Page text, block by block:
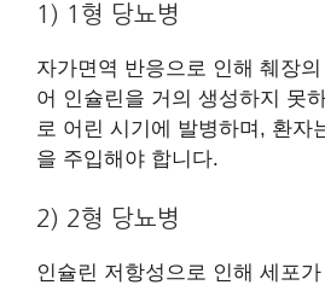
1) 1형 당뇨병
자가면역 반응으로 인해 췌장
어 인슐린을 거의 생성하지 못
로 어린 시기에 발병하며, 환자
을 주입해야 합니다.
2) 2형 당뇨병
인슐린 저항성으로 인해 세포